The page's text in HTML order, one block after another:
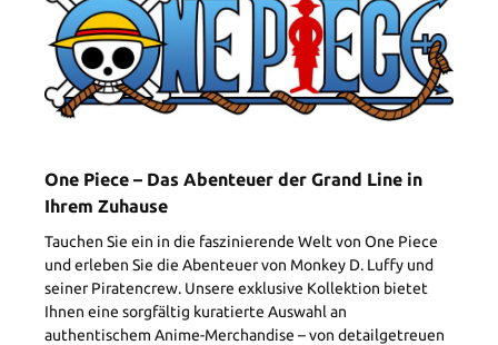
One Piece – Das Abenteuer der Grand Line in
Ihrem Zuhause
Tauchen Sie ein in die faszinierende Welt von One Piece
und erleben Sie die Abenteuer von Monkey D. Luffy und
seiner Piratencrew. Unsere exklusive Kollektion bietet
Ihnen eine sorgfältig kuratierte Auswahl an
authentischem Anime-Merchandise – von detailgetreuen